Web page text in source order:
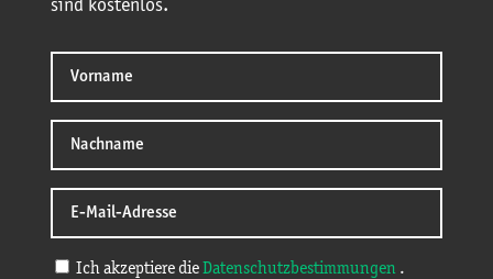
sind kostenlos.
Ich akzeptiere die Datenschutzbestimmungen .